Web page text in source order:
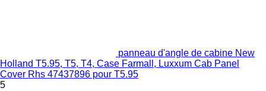
panneau d'angle de cabine New
Holland T5.95, T5, T4, Case Farmall, Luxxum Cab Panel
Cover Rhs 47437896 pour T5.95
5